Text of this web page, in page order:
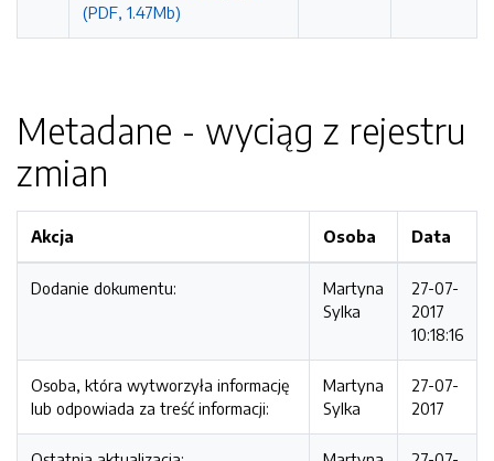
(PDF, 1.47Mb)
Metadane - wyciąg z rejestru
zmian
Akcja Osoba Data
Dodanie dokumentu:
Martyna
Sylka
27-07-
2017
10:18:16
Osoba, która wytworzyła informację
lub odpowiada za treść informacji:
Martyna
Sylka
27-07-
2017